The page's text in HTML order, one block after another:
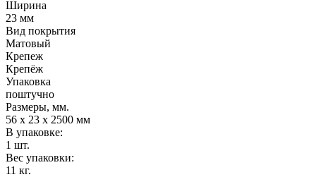
Ширина
23 мм
Вид покрытия
Матовый
Крепеж
Крепёж
Упаковка
поштучно
Размеры, мм.
56 х 23 х 2500 мм
В упаковке:
1 шт.
Вес упаковки:
11 кг.